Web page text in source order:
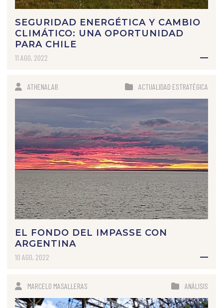
SEGURIDAD ENERGÉTICA Y CAMBIO
CLIMÁTICO: UNA OPORTUNIDAD
PARA CHILE
11 AGO, 2022
ATHENALAB ACTUALIDAD ESTRATÉGICA
EL FONDO DEL IMPASSE CON
ARGENTINA
10 AGO, 2022
MARCELO MASALLERAS ANÁLISIS